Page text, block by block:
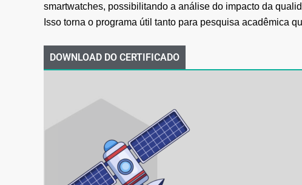
smartwatches, possibilitando a análise do impacto da
Isso torna o programa útil tanto para pesquisa acadêmica
DOWNLOAD DO CERTIFICADO